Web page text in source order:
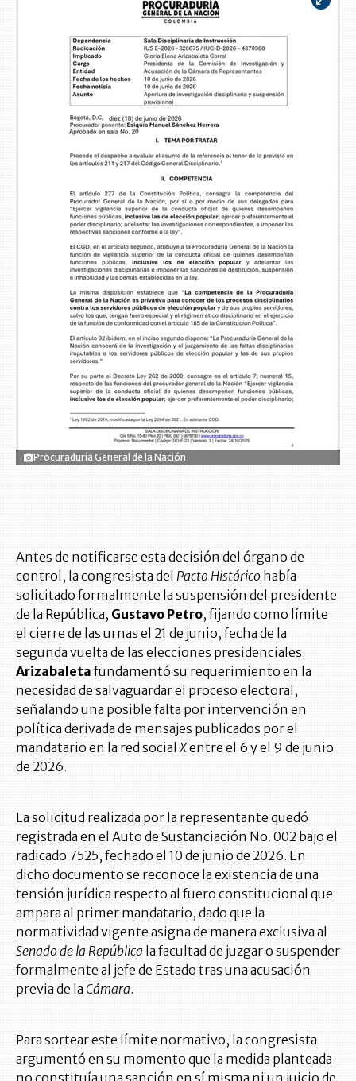
Procuraduría General de la Nación
Antes de notificarse esta decisión del órgano de
control, la congresista del Pacto Histórico había
solicitado formalmente la suspensión del presidente
de la República, Gustavo Petro, fijando como límite
el cierre de las urnas el 21 de junio, fecha de la
segunda vuelta de las elecciones presidenciales.
Arizabaleta fundamentó su requerimiento en la
necesidad de salvaguardar el proceso electoral,
señalando una posible falta por intervención en
política derivada de mensajes publicados por el
mandatario en la red social Xentre el 6 y el 9 de junio
de 2026.
La solicitud realizada por la representante quedó
registrada en el Auto de Sustanciación No. 002 bajo el
radicado 7525, fechado el 10 de junio de 2026. En
dicho documento se reconoce la existencia de una
tensión jurídica respecto al fuero constitucional que
ampara al primer mandatario, dado que la
normatividad vigente asigna de manera exclusiva al
Senado de la República la facultad de juzgar o suspender
formalmente al jefe de Estado tras una acusación
previa de laCámara.
Para sortear este límite normativo, la congresista
argumentó en su momento que la medida planteada
no constituía una sanción en sí misma ni un juicio de